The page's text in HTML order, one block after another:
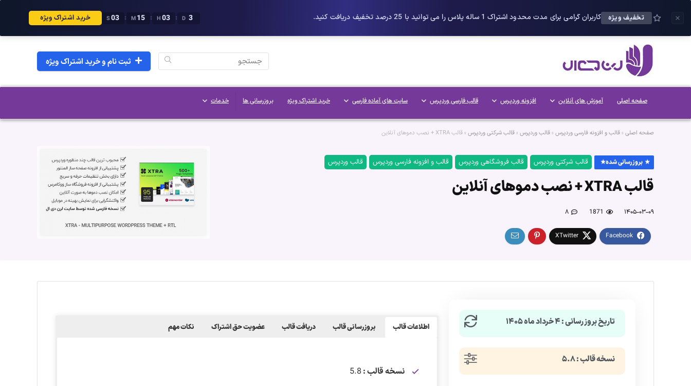
تخفیف ویژه کاربران گرامی برای مدت محدود اشتراک 1 ساله پلاس را می توانید با 25 درصد تخفیف دریافت کنید. 3
D
:
03
H
:
15
M
:
02
S خرید اشتراک ویژه
ثبت نام و خرید اشتراک ویژه
صفحه اصلی آموزش های آنلاین افزونه وردپرس قالب فارسی وردپرس سایت های آماده فارسی خرید اشتراک ویژه بروزرسانی ها خدمات
صفحه اصلی »قالب و افزونه فارسی وردپرس »قالب وردپرس »قالب شرکتی وردپرس »قالب XTRA + نصب دموهای آنلاین
بروزرسانی شده قالب شرکتی وردپرس قالب فروشگاهی وردپرس قالب و افزونه فارسی وردپرس قالب وردپرس
قالب XTRA + نصب دموهای آنلاین
۱۴۰۵-۰۳-۰۹ 1871 ۸
تاریخ بروزرسانی : ۴ خرداد ماه ۱۴۰۵
نسخه قالب : ۵.۸
اطلاعات قالب بروزرسانی قالب دریافت قالب عضویت حق اشتراک نکات مهم
نسخه قالب : 5.8